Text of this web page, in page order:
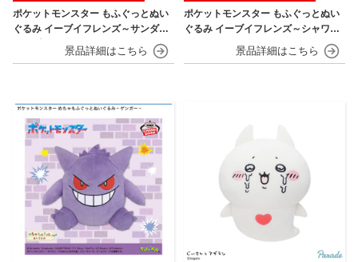
ポケットモンスター もふぐっとぬい
ぐるみ イーブイフレンズ～サンダー
ス・ブースター～おひるねver.
ポケットモンスター もふぐっとぬい
ぐるみ イーブイフレンズ～シャワー
ズ・グレイシア～おひるねver.